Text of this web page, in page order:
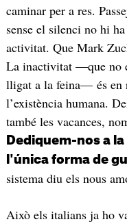
caminar per a res.
sense el silenci no hi
activitat. Que Mark
La inactivitat —que no
lligat a la feina— és en
l’existència humana.
també les vacances,
Dediquem-nos a
l'única forma de
sistema diu els nous
Això els italians ja ho